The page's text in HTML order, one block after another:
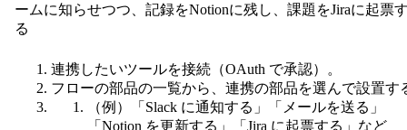
ームに知らせつつ、記録をNotionに残し、課題をJiraに起票
る
連携したいツールを接続（OAuth で承認）。
フローの部品の一覧から、連携の部品を選んで設置す
（例）「Slack に通知する」「メールを送る」
「Notion を更新する」「Jira に起票する」など